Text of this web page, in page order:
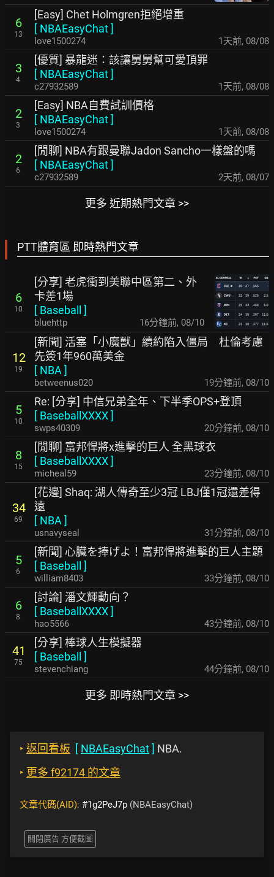
6
13
[Easy] Chet Holmgren拒絕增重
[ NBAEasyChat]
love1500274 1天前, 08/08
3
4
[優質] 暴龍迷：該讓舅舅幫可愛頂罪
[ NBAEasyChat]
c27932589 1天前, 08/08
2
3
[Easy] NBA自費試訓價格
[ NBAEasyChat]
love1500274 1天前, 08/08
2
6
[閒聊] NBA有跟曼聯Jadon Sancho一樣盤的嗎
[ NBAEasyChat]
c27932589 2天前, 08/07
更多 近期熱門文章 >>
PTT體育區 即時熱門文章
6
10
[分享] 老虎衝到美聯中區第二、外
卡差1場
[ Baseball ]
bluehttp 16分鐘前, 08/10
12
19
[新聞] 活塞「小魔獸」續約陷入僵局 杜倫考慮
先簽1年960萬美金
[ NBA ]
betweenus020 19分鐘前, 08/10
5
10
Re: [分享] 中信兄弟全年、下半季OPS+登頂
[ BaseballXXXX]
swps40309 20分鐘前, 08/10
8
15
[閒聊] 富邦悍將x進擊的巨人 全黑球衣
[ BaseballXXXX]
micheal59 23分鐘前, 08/10
34
69
[花邊] Shaq: 湖人傳奇至少3冠 LBJ僅1冠還差得
遠
[ NBA ]
usnavyseal 31分鐘前, 08/10
5
6
[新聞] 心臓を捧げよ！富邦悍將進擊的巨人主題
[ Baseball ]
william8403 33分鐘前, 08/10
6
8
[討論] 潘文輝動向？
[ BaseballXXXX]
hao5566 43分鐘前, 08/10
41
75
[分享] 棒球人生模擬器
[ Baseball ]
stevenchiang 44分鐘前, 08/10
更多 即時熱門文章 >>
‣ 返回看板 [ NBAEasyChat] NBA.
‣ 更多 f92174 的文章
文章代碼(AID): #1g2PeJ7p (NBAEasyChat)
關閉廣告 方便截圖